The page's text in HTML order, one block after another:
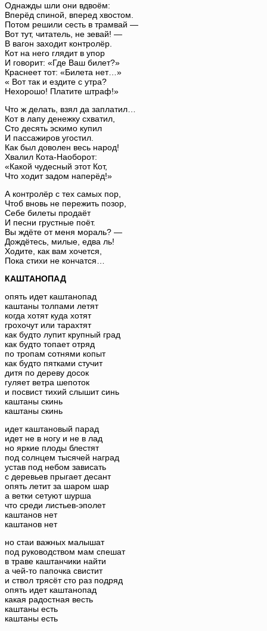
Однажды шли они вдвоём:
Вперёд спиной, вперед хвостом.
Потом решили сесть в трамвай —
Вот тут, читатель, не зевай! —
В вагон заходит контролёр.
Кот на него глядит в упор
И говорит: «Где Ваш билет?»
Краснеет тот: «Билета нет…»
« Вот так и ездите с утра?
Нехорошо! Платите штраф!»
Что ж делать, взял да заплатил…
Кот в лапу денежку схватил,
Сто десять эскимо купил
И пассажиров угостил.
Как был доволен весь народ!
Хвалил Кота-Наоборот:
«Какой чудесный этот Кот,
Что ходит задом наперёд!»
А контролёр с тех самых пор,
Чтоб вновь не пережить позор,
Себе билеты продаёт
И песни грустные поёт.
Вы ждёте от меня мораль? —
Дождётесь, милые, едва ль!
Ходите, как вам хочется,
Пока стихи не кончатся…
КАШТАНОПАД
опять идет каштанопад
каштаны толпами летят
когда хотят куда хотят
грохочут или тарахтят
как будто лупит крупный град
как будто топает отряд
по тропам сотнями копыт
как будто пятками стучит
дитя по дереву досок
гуляет ветра шепоток
и посвист тихий слышит синь
каштаны скинь
каштаны скинь
идет каштановый парад
идет не в ногу и не в лад
но яркие плоды блестят
под солнцем тысячей наград
устав под небом зависать
с деревьев прыгает десант
опять летит за шаром шар
а ветки сетуют шурша
что среди листьев-эполет
каштанов нет
каштанов нет
но стаи важных малышат
под руководством мам спешат
в траве каштанчики найти
а чей-то папочка свистит
и ствол трясёт сто раз подряд
опять идет каштанопад
какая радостная весть
каштаны есть
каштаны есть